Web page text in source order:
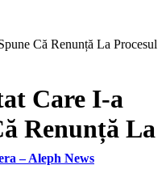
– Aleph News
Că Renunță La Procesul
Care I-a
Renunță La